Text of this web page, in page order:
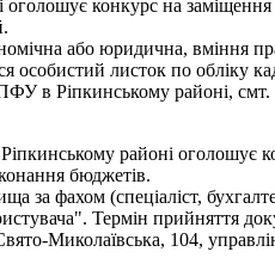
конкурс на
або юридична, вміння
особистий листок по обліку
в Ріпкинському районі,
районі оголошує
бюджетів.
за фахом (спеціаліст,
Термін прийняття
Миколаївська, 104,